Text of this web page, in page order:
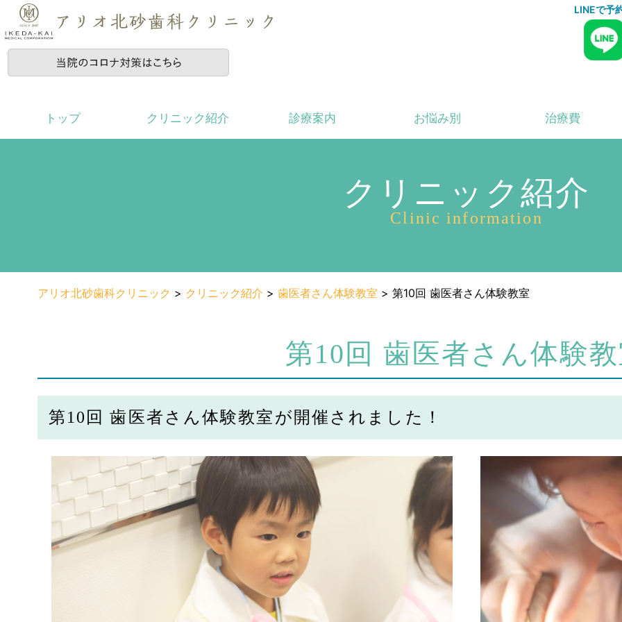
LINEで予
トップ クリニック紹介 診療案内 お悩み別 治療費
クリニック紹介
Clinic information
アリオ北砂歯科クリニック > クリニック紹介 > 歯医者さん体験教室 > 第10回 歯医者さん体験教室
第10回 歯医者さん体験
第10回 歯医者さん体験教室が開催されました！